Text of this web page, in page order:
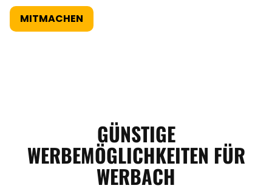
MITMACHEN
GÜNSTIGE
WERBEMÖGLICHKEITEN FÜR
WERBACH